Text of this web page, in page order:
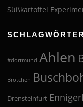
Süßkartoffel
SCHLAGWÖRTER
#dortmund Ahlen
Brötchen
Drensteinfurt